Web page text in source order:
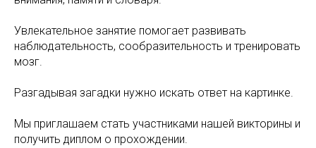
Увлекательное занятие помогает развивать
наблюдательность, сообразительность и тренировать
мозг.
Разгадывая загадки нужно искать ответ на картинке.
Мы приглашаем стать участниками нашей викторины и
получить диплом о прохождении.